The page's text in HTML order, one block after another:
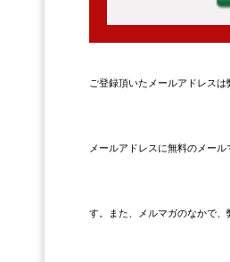
ご登録頂いたメールアドレス
メールアドレスに無料のメー
す。また、メルマガのなかで